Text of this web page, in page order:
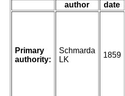
author date
Primary
authority:
Schmarda
LK
1859